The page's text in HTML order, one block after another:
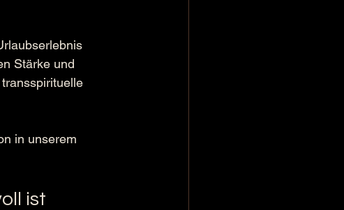
Stärke und
in unserem
ist